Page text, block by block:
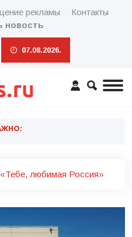
рекламы
Контакты
новость
07.08.2026.
«Тебе, любимая Россия»